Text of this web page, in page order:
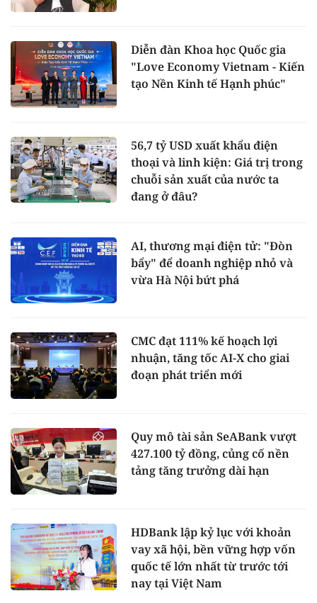
Diễn đàn Khoa học Quốc gia
"Love Economy Vietnam - Kiến
tạo Nền Kinh tế Hạnh phúc"
56,7 tỷ USD xuất khẩu điện
thoại và linh kiện: Giá trị trong
chuỗi sản xuất của nước ta
đang ở đâu?
AI, thương mại điện tử: "Đòn
bẩy" để doanh nghiệp nhỏ và
vừa Hà Nội bứt phá
CMC đạt 111% kế hoạch lợi
nhuận, tăng tốc AI-X cho giai
đoạn phát triển mới
Quy mô tài sản SeABank vượt
427.100 tỷ đồng, củng cố nền
tảng tăng trưởng dài hạn
HDBank lập kỷ lục với khoản
vay xã hội, bền vững hợp vốn
quốc tế lớn nhất từ trước tới
nay tại Việt Nam